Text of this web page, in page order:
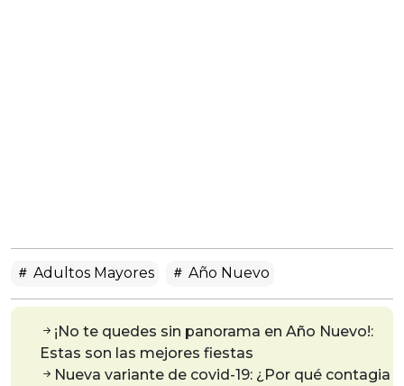
Adultos Mayores Año Nuevo
¡No te quedes sin panorama en Año Nuevo!:
Estas son las mejores fiestas
Nueva variante de covid-19: ¿Por qué contagia